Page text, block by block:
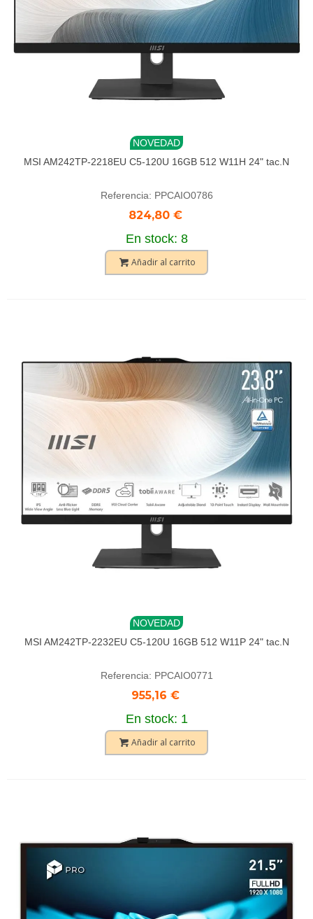
NOVEDAD
MSI AM242TP-2218EU C5-120U 16GB 512 W11H 24" tac.N
Referencia: PPCAIO0786
824,80 €
En stock: 8
Añadir al carrito
NOVEDAD
MSI AM242TP-2232EU C5-120U 16GB 512 W11P 24" tac.N
Referencia: PPCAIO0771
955,16 €
En stock: 1
Añadir al carrito